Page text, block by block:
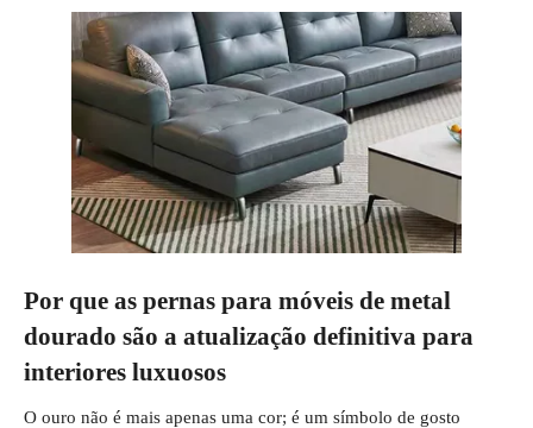
Por que as pernas para móveis de metal
dourado são a atualização definitiva para
interiores luxuosos
O ouro não é mais apenas uma cor; é um símbolo de gosto